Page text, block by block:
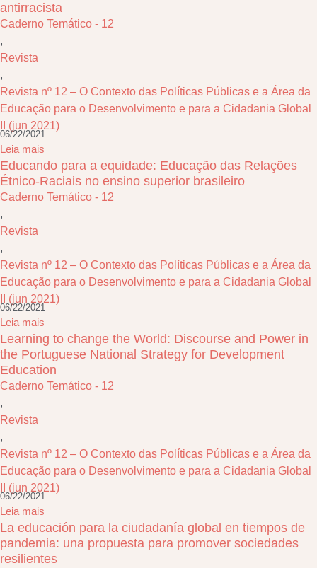
antirracista
Caderno Temático - 12
,
Revista
,
Revista nº 12 – O Contexto das Políticas Públicas e a Área da
Educação para o Desenvolvimento e para a Cidadania Global
II (jun 2021)
06/22/2021
Leia mais
Educando para a equidade: Educação das Relações
Étnico-Raciais no ensino superior brasileiro
Caderno Temático - 12
,
Revista
,
Revista nº 12 – O Contexto das Políticas Públicas e a Área da
Educação para o Desenvolvimento e para a Cidadania Global
II (jun 2021)
06/22/2021
Leia mais
Learning to change the World: Discourse and Power in
the Portuguese National Strategy for Development
Education
Caderno Temático - 12
,
Revista
,
Revista nº 12 – O Contexto das Políticas Públicas e a Área da
Educação para o Desenvolvimento e para a Cidadania Global
II (jun 2021)
06/22/2021
Leia mais
La educación para la ciudadanía global en tiempos de
pandemia: una propuesta para promover sociedades
resilientes